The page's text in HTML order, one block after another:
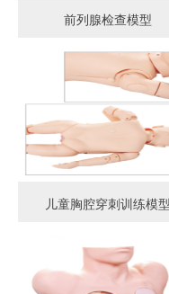
前列腺检查模型
儿童胸腔穿刺训练模型